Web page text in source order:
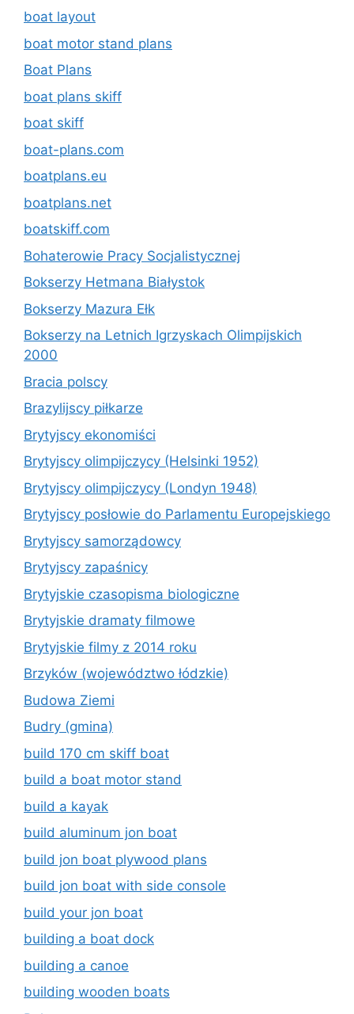
boat layout
boat motor stand plans
Boat Plans
boat plans skiff
boat skiff
boat-plans.com
boatplans.eu
boatplans.net
boatskiff.com
Bohaterowie Pracy Socjalistycznej
Bokserzy Hetmana Białystok
Bokserzy Mazura Ełk
Bokserzy na Letnich Igrzyskach Olimpijskich
2000
Bracia polscy
Brazylijscy piłkarze
Brytyjscy ekonomiści
Brytyjscy olimpijczycy (Helsinki 1952)
Brytyjscy olimpijczycy (Londyn 1948)
Brytyjscy posłowie do Parlamentu Europejskiego
Brytyjscy samorządowcy
Brytyjscy zapaśnicy
Brytyjskie czasopisma biologiczne
Brytyjskie dramaty filmowe
Brytyjskie filmy z 2014 roku
Brzyków (województwo łódzkie)
Budowa Ziemi
Budry (gmina)
build 170 cm skiff boat
build a boat motor stand
build a kayak
build aluminum jon boat
build jon boat plywood plans
build jon boat with side console
build your jon boat
building a boat dock
building a canoe
building wooden boats